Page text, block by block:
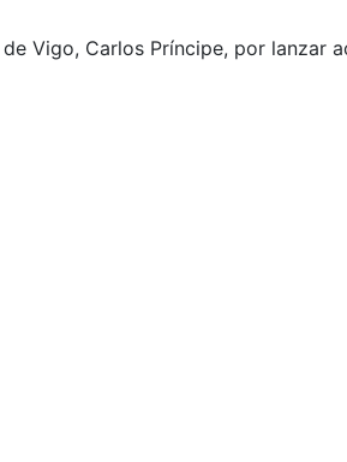
de Vigo, Carlos Príncipe, por